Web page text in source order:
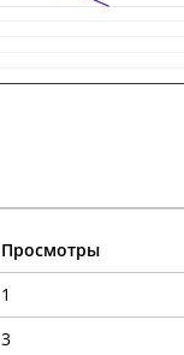
Просмотры
1
3